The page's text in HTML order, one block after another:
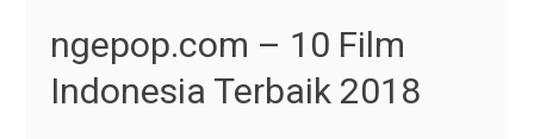
ngepop.com – 10 Film
Indonesia Terbaik 2018